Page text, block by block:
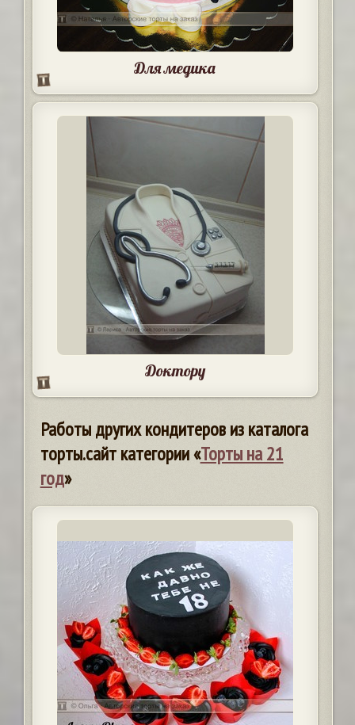
Для медика
Доктору
Работы других кондитеров из каталога
торты.сайт категории «Торты на 21
год»